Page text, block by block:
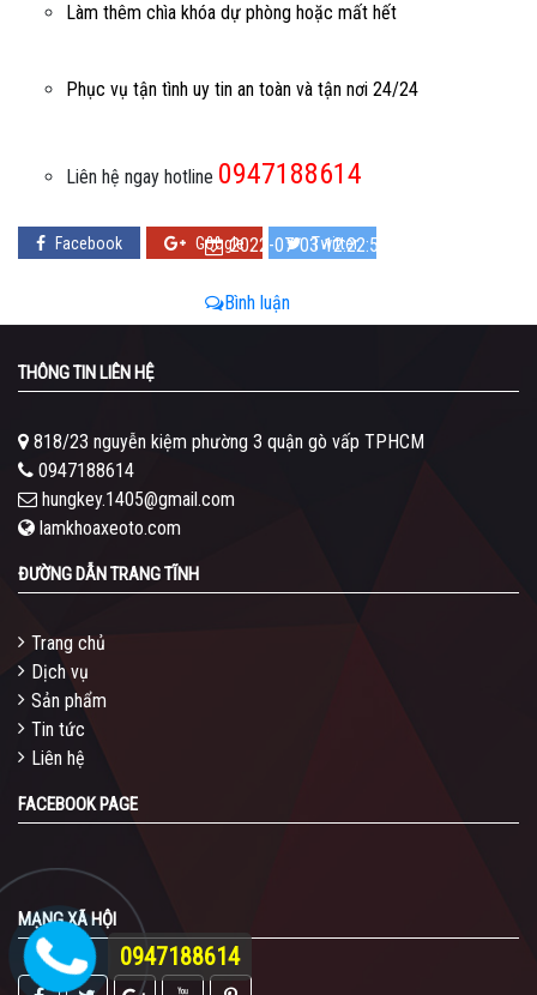
2022-07-03 12:22:56 - 2022-07-03
Bình luận
Làm thêm chìa khóa dự phòng hoặc mất hết
Phục vụ tận tình uy tin an toàn và tận nơi 24/24
Liên hệ ngay hotline 0947188614
Facebook Google Twitter
THÔNG TIN LIÊN HỆ
818/23 nguyễn kiệm phường 3 quận gò vấp TPHCM
0947188614
hungkey.1405@gmail.com
lamkhoaxeoto.com
ĐƯỜNG DẪN TRANG TĨNH
Trang chủ
Dịch vụ
Sản phẩm
Tin tức
Liên hệ
FACEBOOK PAGE
MẠNG XÃ HỘI
0947188614